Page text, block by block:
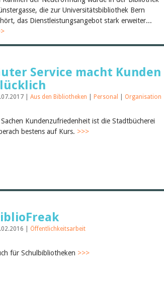
die zur Universitätsbibliothek Bern
das Dienstleistungsangebot stark erweiter...
Service macht Kunden
| Aus den Bibliotheken Personal Organisation
Kundenzufriedenheit ist die Stadtbücherei
bestens auf Kurs. >>>
| Öffentlichkeitsarbeit
für Schulbibliotheken >>>